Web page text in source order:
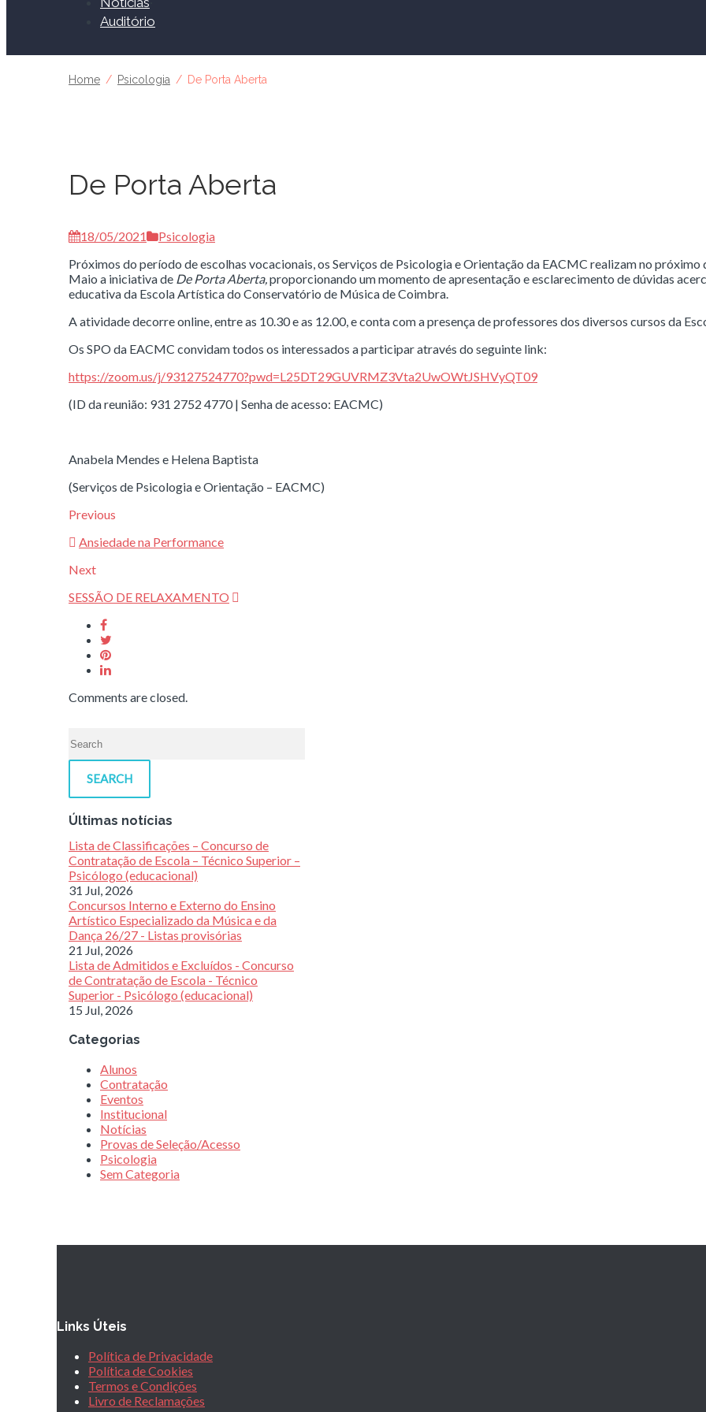
Auditório
Home Psicologia De Porta Aberta
De Porta Aberta
18/05/2021
Psicologia
Próximos do período de escolhas vocacionais, os Serviços de Psicologia e Orientação da EACMC realizam no próximo
Maio a iniciativa de De Porta Aberta,proporcionando um momento de apresentação e esclarecimento de dúvidas
educativa da Escola Artística do Conservatório de Música de Coimbra.
A atividade decorre online, entre as 10.30 e as 12.00, e conta com a presença de professores dos diversos cursos da
Os SPO da EACMC convidam todos os interessados a participar através do seguinte link:
https://zoom.us/j/93127524770?pwd=L25DT29GUVRMZ3Vta2UwOWtJSHVyQT09
(ID da reunião: 931 2752 4770 | Senha de acesso: EACMC)
Anabela Mendes e Helena Baptista
(Serviços de Psicologia e Orientação – EACMC)
Previous
Ansiedade na Performance
Next
SESSÃO DE RELAXAMENTO
Comments are closed.
SEARCH
Últimas notícias
Lista de Classificações – Concurso de
Contratação de Escola – Técnico Superior –
Psicólogo (educacional)
31 Jul, 2026
Concursos Interno e Externo do Ensino
Artístico Especializado da Música e da
Dança 26/27 - Listas provisórias
21 Jul, 2026
Lista de Admitidos e Excluídos - Concurso
de Contratação de Escola - Técnico
Superior - Psicólogo (educacional)
15 Jul, 2026
Categorias
Alunos
Contratação
Eventos
Institucional
Notícias
Provas de Seleção/Acesso
Psicologia
Sem Categoria
Links Úteis
Política de Privacidade
Política de Cookies
Termos e Condições
Livro de Reclamações